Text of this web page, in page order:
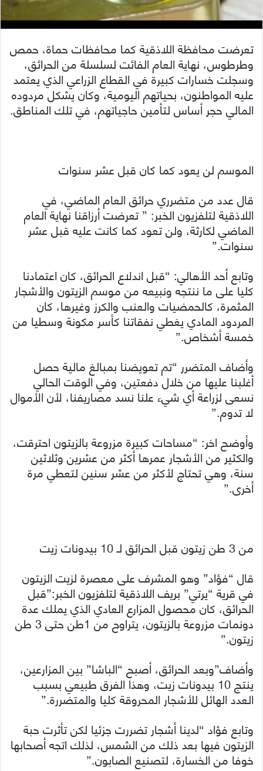
تعرضت محافظة اللاذقية كما محافظات حماة، حمص
وطرطوس، نهاية العام الفائت لسلسلة من الحرائق،
وسجلت خسارات كبيرة في القطاع الزراعي الذي يعتمد
عليه المواطنون، بحياتهم اليومية، وكان يشكل مردوده
المالي حجر أساس لتأمين حاجياتهم، في تلك المناطق.
الموسم لن يعود كما كان قبل عشر سنوات
قال عدد من متضرري حرائق العام الماضي، في
اللاذقية لتلفزيون الخبر: ” تعرضت أرزاقنا نهاية العام
الماضي لكارثة، ولن تعود كما كانت عليه قبل عشر
سنوات.”
وتابع أحد الأهالي: “قبل اندلاع الحرائق، كان اعتمادنا
كليا على ما ننتجه ونبيعه من موسم الزيتون والأشجار
المثمرة، كالحمضيات والعنب والكرز وغيرها، كان
المردود المادي يغطي نفقاتنا كأسر مكونة وسطيا من
خمسة أشخاص.”
وأضاف المتضرر “تم تعويضنا بمبالغ مالية حصل
أغلبنا عليها من خلال دفعتين، وفي الوقت الحالي
نسعى لزراعة أي شيء علنا نسد مصاريفنا، لأن الأموال
لا تدوم.”
وأوضح اخر: “مساحات كبيرة مزروعة بالزيتون احترقت،
والكثير من الأشجار عمرها أكثر من عشرين وثلاثين
سنة، وهي تحتاج لأكثر من عشر سنين لتعطي مرة
أخرى.”
من 3 طن زيتون قبل الحرائق لـ 10 بيدونات زيت
قال “فؤاد” وهو المشرف على معصرة لزيت الزيتون
في قرية “يرتي” بريف اللاذقية لتلفزيون الخبر:”قبل
الحرائق، كان محصول المزارع العادي الذي يملك عدة
دونمات مزروعة بالزيتون، يتراوح من 1طن حتى 3 طن
زيتون.”
وأضاف”وبعد الحرائق، أصبح “الباشا” بين المزارعين،
ينتج 10 بيدونات زيت، وهذا الفرق طبيعي بسبب
العدد الهائل للأشجار المحروقة كليا والمتضررة.”
وتابع فؤاد “لدينا أشجار تضررت جزئيا لكن تأثرت حبة
الزيتون فيها بعد ذلك من الشمس، لذلك اتجه أصحابها
خوفا من الخسارة، لتصنيع الصابون.”